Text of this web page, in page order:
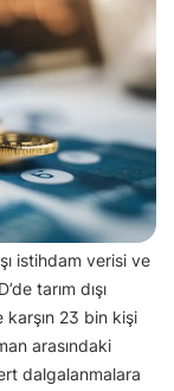
istihdam verisi ve
tarım dışı
23 bin kişi
arasındaki
dalgalanmalara